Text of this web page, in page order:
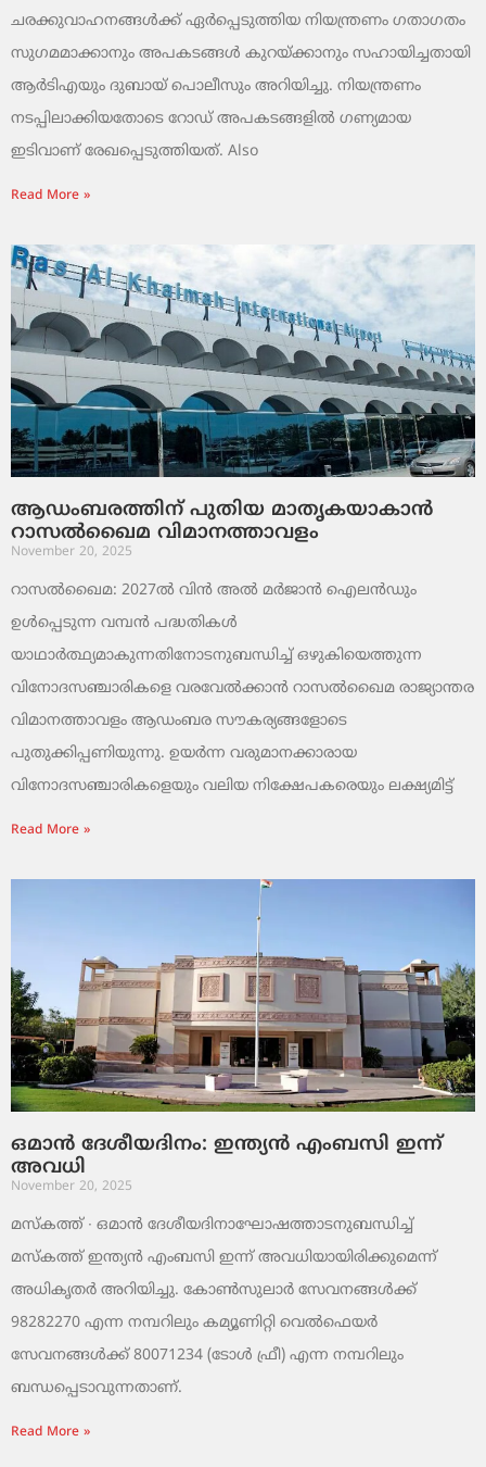
ചരക്കുവാഹനങ്ങൾക്ക് ഏർപ്പെടുത്തിയ നിയന്ത്രണം ഗതാഗതം
സുഗമമാക്കാനും അപകടങ്ങൾ കുറയ്ക്കാനും സഹായിച്ചതായി
ആർടിഎയും ദുബായ് പൊലീസും അറിയിച്ചു. നിയന്ത്രണം
നടപ്പിലാക്കിയതോടെ റോഡ് അപകടങ്ങളിൽ ഗണ്യമായ
ഇടിവാണ് രേഖപ്പെടുത്തിയത്. Also
Read More »
ആഡംബരത്തിന് പുതിയ മാതൃകയാകാൻ
റാസൽഖൈമ വിമാനത്താവളം
November 20, 2025
റാസൽഖൈമ: 2027ൽ വിൻ അൽ മർജാൻ ഐലൻഡും
ഉൾപ്പെടുന്ന വമ്പൻ പദ്ധതികൾ
യാഥാർത്ഥ്യമാകുന്നതിനോടനുബന്ധിച്ച് ഒഴുകിയെത്തുന്ന
വിനോദസഞ്ചാരികളെ വരവേൽക്കാൻ റാസൽഖൈമ രാജ്യാന്തര
വിമാനത്താവളം ആഡംബര സൗകര്യങ്ങളോടെ
പുതുക്കിപ്പണിയുന്നു. ഉയർന്ന വരുമാനക്കാരായ
വിനോദസഞ്ചാരികളെയും വലിയ നിക്ഷേപകരെയും ലക്ഷ്യമിട്ട്
Read More »
ഒമാൻ ദേശീയദിനം: ഇന്ത്യൻ എംബസി ഇന്ന്
അവധി
November 20, 2025
മസ്‌കത്ത് ∙ ഒമാൻ ദേശീയദിനാഘോഷത്താടനുബന്ധിച്ച്
മസ്‌കത്ത് ഇന്ത്യൻ എംബസി ഇന്ന് അവധിയായിരിക്കുമെന്ന്
അധികൃതർ അറിയിച്ചു. കോൺസുലാർ സേവനങ്ങൾക്ക്
98282270 എന്ന നമ്പറിലും കമ്യൂണിറ്റി വെൽഫെയർ
സേവനങ്ങൾക്ക് 80071234 (ടോൾ ഫ്രീ) എന്ന നമ്പറിലും
ബന്ധപ്പെടാവുന്നതാണ്.
Read More »